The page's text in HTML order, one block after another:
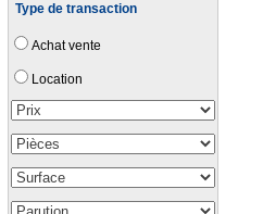
Type de transaction
Achat vente
Location